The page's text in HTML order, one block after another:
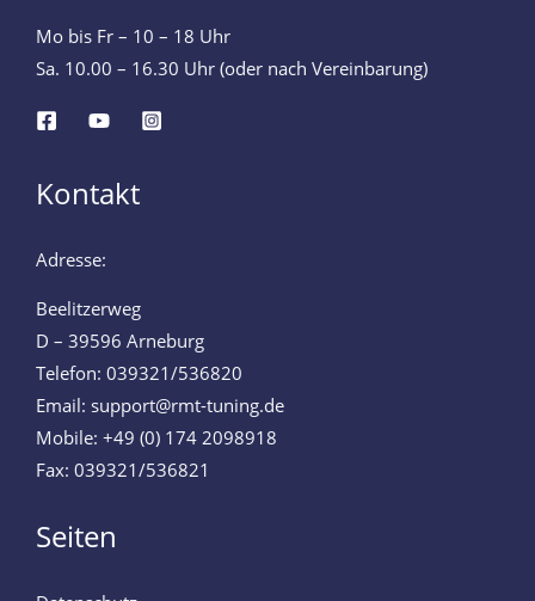
Mo bis Fr – 10 – 18 Uhr
Sa. 10.00 – 16.30 Uhr (oder nach Vereinbarung)
Kontakt
Adresse:
Beelitzerweg
D – 39596 Arneburg
Telefon: 039321/536820
Email: support@rmt-tuning.de
Mobile: +49 (0) 174 2098918
Fax: 039321/536821
Seiten